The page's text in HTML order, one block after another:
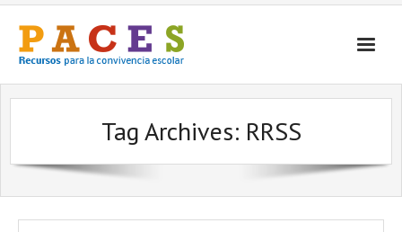
Inicio
¿Qué es PACES Recursos?
Por Temática
Tag Archives: RRSS